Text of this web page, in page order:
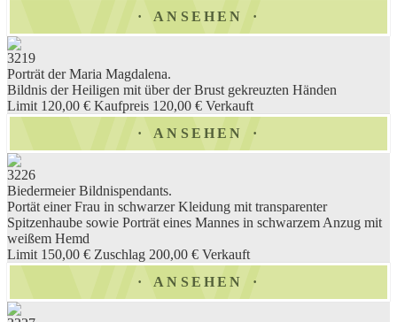
ANSEHEN
3219
Porträt der Maria Magdalena.
Bildnis der Heiligen mit über der Brust gekreuzten Händen
Limit 120,00 € Kaufpreis 120,00 € Verkauft
ANSEHEN
3226
Biedermeier Bildnispendants.
Portät einer Frau in schwarzer Kleidung mit transparenter
Spitzenhaube sowie Porträt eines Mannes in schwarzem Anzug mit
weißem Hemd
Limit 150,00 € Zuschlag 200,00 € Verkauft
ANSEHEN